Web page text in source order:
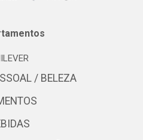
/ BELEZA